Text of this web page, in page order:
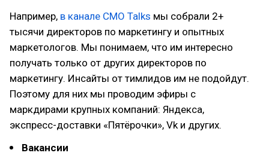
Например, в канале CMO Talks мы собрали 2+
тысячи директоров по маркетингу и опытных
маркетологов. Мы понимаем, что им интересно
получать только от других директоров по
маркетингу. Инсайты от тимлидов им не подойдут.
Поэтому для них мы проводим эфиры с
маркдирами крупных компаний: Яндекса,
экспресс-доставки «Пятёрочки», Vk и других.
Вакансии